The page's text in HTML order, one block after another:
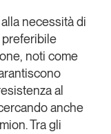
necessità di
preferibile
noti come
al
anche
. Tra gli